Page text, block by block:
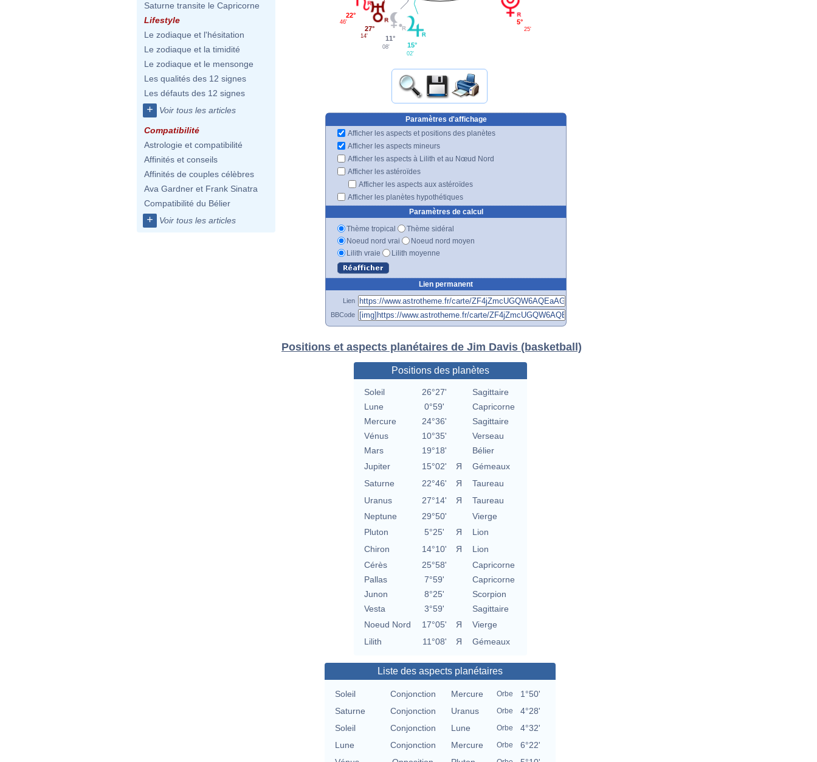
Saturne transite le Capricorne
Lifestyle
Le zodiaque et l'hésitation
Le zodiaque et la timidité
Le zodiaque et le mensonge
Les qualités des 12 signes
Les défauts des 12 signes
+ Voir tous les articles
Compatibilité
Astrologie et compatibilité
Affinités et conseils
Affinités de couples célèbres
Ava Gardner et Frank Sinatra
Compatibilité du Bélier
+ Voir tous les articles
22°
46'
27°
14' 11°
08' 15°
02'
5°
25'
Paramètres d'affichage
Afficher les aspects et positions des planètes
Afficher les aspects mineurs
Afficher les aspects à Lilith et au Nœud Nord
Afficher les astéroïdes
Afficher les aspects aux astéroïdes
Afficher les planètes hypothétiques
Paramètres de calcul
Thème tropical
Thème sidéral
Noeud nord vrai
Noeud nord moyen
Lilith vraie
Lilith moyenne
Lien permanent
Lien
BBCode
Positions et aspects planétaires de Jim Davis (basketball)
Positions des planètes
Soleil 26°27'
Sagittaire
Lune
0°59'
Capricorne
Mercure
24°36'
Sagittaire
Vénus
10°35'
Verseau
Mars
19°18'
Bélier
Jupiter
15°02' Я
Gémeaux
Saturne
22°46' Я
Taureau
Uranus
27°14' Я
Taureau
Neptune
29°50'
Vierge
Pluton
5°25' Я
Lion
Chiron
14°10' Я
Lion
Cérès
25°58'
Capricorne
Pallas
7°59'
Capricorne
Junon
8°25'
Scorpion
Vesta
3°59'
Sagittaire
Noeud Nord
17°05' Я
Vierge
Lilith
11°08' Я Gémeaux
Liste des aspects planétaires
Soleil Conjonction Mercure Orbe
1°50'
Saturne
Conjonction Uranus Orbe
4°28'
Soleil
Conjonction Lune Orbe
4°32'
Lune
Conjonction Mercure Orbe
6°22'